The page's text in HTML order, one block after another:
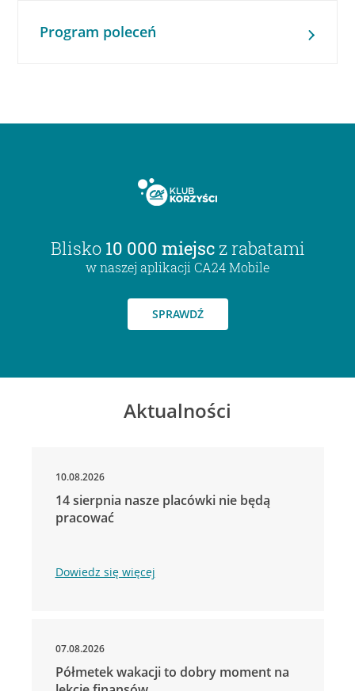
Program poleceń
Blisko 10 000 miejsc z rabatami
w naszej aplikacji CA24 Mobile
SPRAWDŹ
Aktualności
10.08.2026
14 sierpnia nasze placówki nie będą
pracować
Dowiedz się więcej
07.08.2026
Półmetek wakacji to dobry moment na